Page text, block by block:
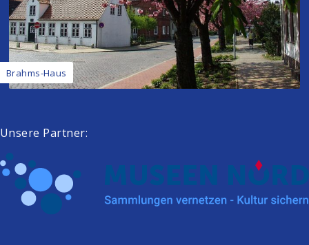
Brahms-Haus
Unsere Partner: